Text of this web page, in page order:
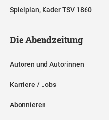
Spielplan, Kader TSV 1860
Die Abendzeitung
Autoren und Autorinnen
Karriere / Jobs
Abonnieren